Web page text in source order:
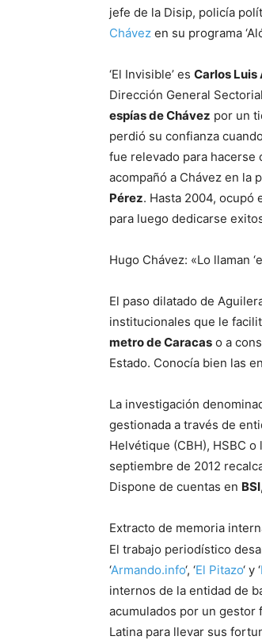
jefe de la Disip, policía
Chávez en su programa
‘El Invisible’ es Carlos Luis
Dirección General
espías de Chávez por un
perdió su confianza
fue relevado para hacerse
acompañó a Chávez en la
Pérez. Hasta 2004, ocupó
para luego dedicarse
Hugo Chávez: «Lo llaman
El paso dilatado de
institucionales que le
metro de Caracas o a
Estado. Conocía bien las
La investigación
gestionada a través de
Helvétique (CBH), HSBC
septiembre de 2012
Dispone de cuentas en
Extracto de memoria
El trabajo periodístico
‘Armando.info‘, ‘El Pitazo‘ y ‘
internos de la entidad de
acumulados por un gestor
Latina para llevar sus